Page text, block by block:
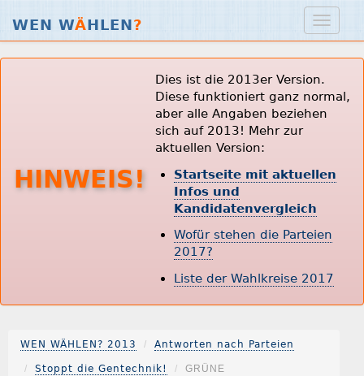
WEN WÄHLEN?
HINWEIS!
Dies ist die 2013er Version.
Diese funktioniert ganz normal,
aber alle Angaben beziehen
sich auf 2013! Mehr zur
aktuellen Version:
Startseite mit aktuellen
Infos und
Kandidatenvergleich
Wofür stehen die Parteien
2017?
Liste der Wahlkreise 2017
WEN WÄHLEN? 2013 Antworten nach Parteien
Stoppt die Gentechnik! GRÜNE